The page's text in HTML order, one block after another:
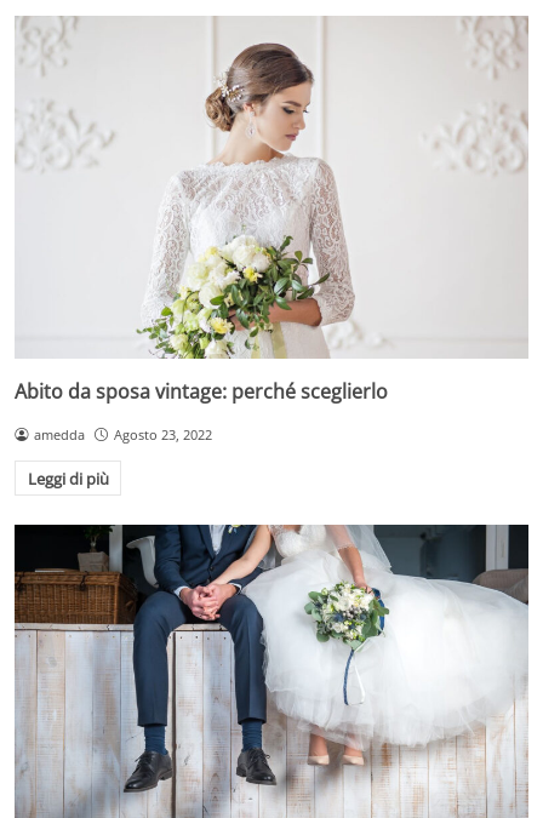
Abito da sposa vintage: perché sceglierlo
amedda Agosto 23, 2022
Leggi di più